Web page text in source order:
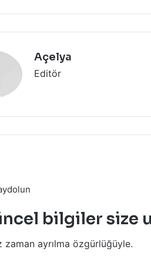
Açelya
Editör
bilgiler size
zaman ayrılma özgürlüğüyle.